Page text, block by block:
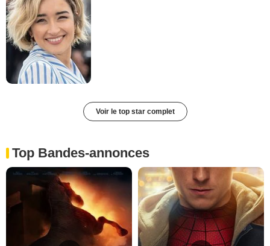
Voir le top star complet
Top Bandes-annonces